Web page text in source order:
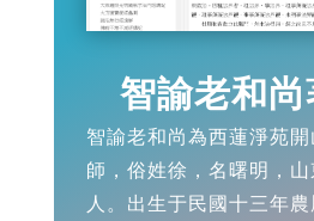
智諭老和
智諭老和尚為西蓮淨苑開
師，俗姓徐，名曙明，
人。出生于民國十三年